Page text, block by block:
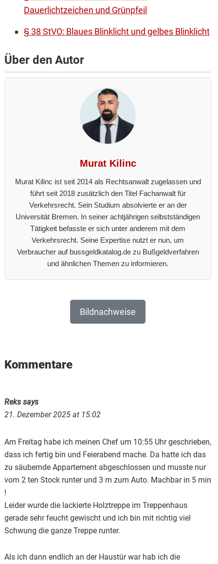
Dauerlichtzeichen und Grünpfeil
§ 38 StVO: Blaues Blinklicht und gelbes Blinklicht
Über den Autor
Murat Kilinc
Murat Kilinc ist seit 2014 als Rechtsanwalt zugelassen und
führt seit 2018 zusätzlich den Titel Fachanwalt für
Verkehrsrecht. Sein Studium absolvierte er an der
Universität Bremen. In seiner achtjährigen selbstständigen
Tätigkeit befasste er sich unter anderem mit dem
Verkehrsrecht. Seine Expertise nutzt er nun, um
Verbraucher auf bussgeldkatalog.de zu Bußgeldverfahren
und ähnlichen Themen zu informieren.
Bildnachweise
Reader
Kommentare
Reks says
21. Dezember 2025 at 15:02
Am Freitag habe ich meinen Chef um 10:55 Uhr geschrieben,
dass ich fertig bin und Feierabend mache. Da hatte ich das
zu säubernde Appartement abgeschlossen und musste nur
vom 2 ten Stock runter und 3 m zum Auto. Machbar in 5 min
!
Leider wurde die lackierte Holztreppe im Treppenhaus
gerade sehr feucht gewischt und ich bin mit richtig viel
Schwung die ganze Treppe runter.
Als ich dann endlich an der Haustür war hab ich die